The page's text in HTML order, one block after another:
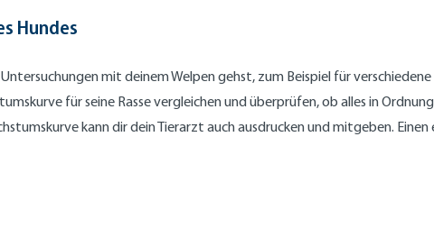
Hundes
mit deinem Welpen gehst, zum Beispiel für
für seine Rasse vergleichen und überprüfen, ob alles in
kann dir dein Tierarzt auch ausdrucken und mitgeben.